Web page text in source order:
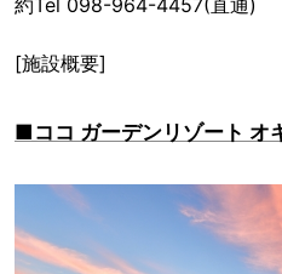
約Tel 098-964-4457(直通)
[施設概要]
■ココ ガーデンリゾート オ